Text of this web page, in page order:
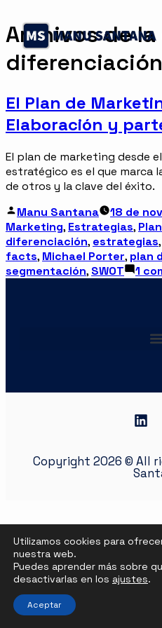
Archivos de
diferenciación
El Plan de
Elaboración y
El plan de marketing desde
estratégico es el que marca
de otros y la clave del éxito.
Manu Santana
18 de
Marketing, Estrategias,
diferenciación, estrategias,
facts, Michael Porter, plan
segmentación, SWOT 1
Copyright 2026 © All
Utilizamos cookies para
nuestra web.
Puedes aprender más sobre
desactivarlas en los ajustes.
Aceptar